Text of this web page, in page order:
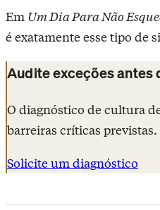
Em Um Dia Para Não
é exatamente esse tipo de
Audite exceções antes
O diagnóstico de cultura
barreiras críticas previstas.
Solicite um diagnóstico